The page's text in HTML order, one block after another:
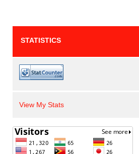
STATISTICS
View My Stats